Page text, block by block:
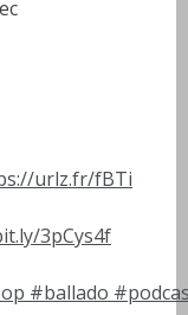
urlz.fr/fBTi
3pCys4f
#ballado